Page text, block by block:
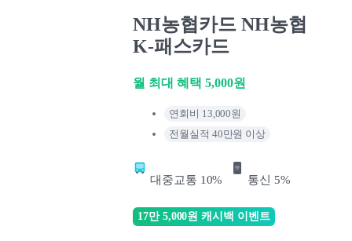
NH농협카드 NH농협
K-패스카드
월 최대 혜택 5,000원
연회비 13,000원
전월실적 40만원 이상
대중교통 10% 통신 5%
17만 5,000원 캐시백 이벤트